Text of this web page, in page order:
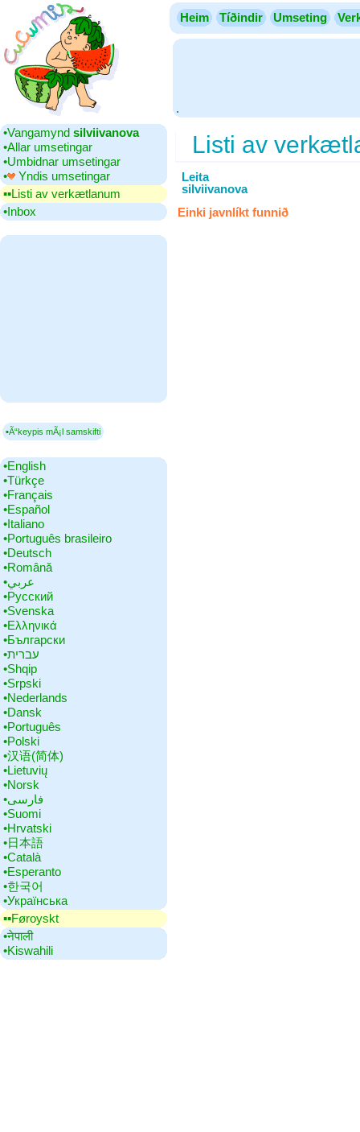
Heim Tíðindir Umseting
.
•‎Vangamynd silviivanova
•‎Allar umsetingar
•‎Umbidnar umsetingar
•‎
Yndis umsetingar
▪▪‎Listi av verkætlanum
•‎Inbox
▪Ã“keypis mÃ¡l samskifti
•‎English
•‎Türkçe
•‎Français
•‎Español
•‎Italiano
•‎Português brasileiro
•‎Deutsch
•‎Română
•‎عربي
•‎Русский
•‎Svenska
•‎Ελληνικά
•‎Български
•‎עברית
•‎Shqip
•‎Srpski
•‎Nederlands
•‎Dansk
•‎Português
•‎Polski
•‎汉语(简体)
•‎Lietuvių
•‎Norsk
•‎فارسی
•‎Suomi
•‎Hrvatski
•‎日本語
•‎Català
•‎Esperanto
•‎한국어
•‎Українська
▪▪‎Føroyskt
•‎नेपाली
•‎Kiswahili
Listi av
Leita
silviivanova
Einki javnlíkt funnið